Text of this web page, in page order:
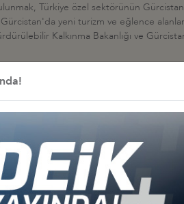
Türkiye özel sektörünün
yeni turizm ve eğlence
Kalkınma Bakanlığı ve
İş Konseyleri
Türkiye - Avrupa
İş Konseyleri